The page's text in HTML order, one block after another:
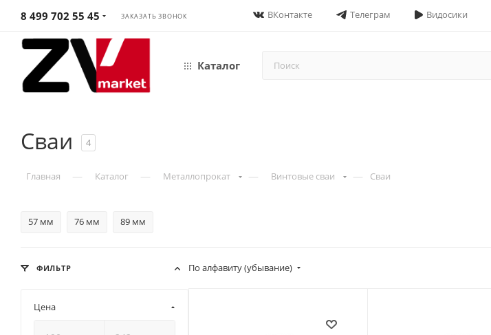
8 499 702 55 45 ЗАКАЗАТЬ ЗВОНОК ВКонтакте Телеграм Видосики
Каталог
Cваи 4
Главная — Каталог — Металлопрокат — Винтовые сваи — Cваи
57 мм 76 мм 89 мм
По алфавиту (убывание)
ФИЛЬТР
Цена